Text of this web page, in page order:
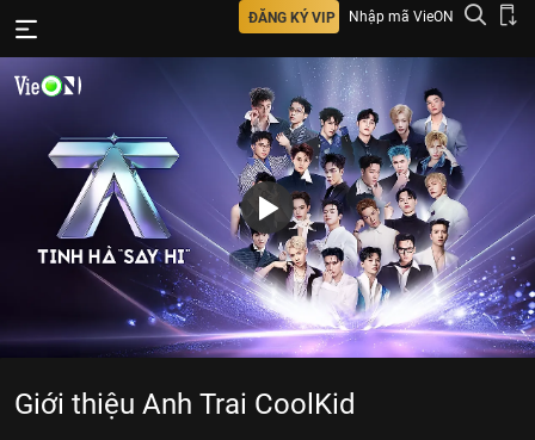
ĐĂNG KÝ VIP Nhập mã VieON
Giới thiệu Anh Trai CoolKid